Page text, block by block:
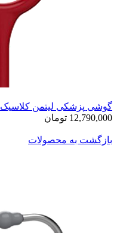
گوشی پزشکی لیتمن کلاسیک 3 زرشکی 5627
12,790,000 تومان
بازگشت به محصولات